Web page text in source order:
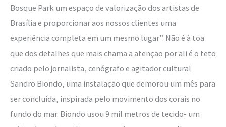
Bosque Park um espaço de valorização dos artistas de
Brasília e proporcionar aos nossos clientes uma
experiência completa em um mesmo lugar”. Não é à toa
que dos detalhes que mais chama a atenção por ali é o teto
criado pelo jornalista, cenógrafo e agitador cultural
Sandro Biondo, uma instalação que demorou um mês para
ser concluída, inspirada pelo movimento dos corais no
fundo do mar. Biondo usou 9 mil metros de tecido- um